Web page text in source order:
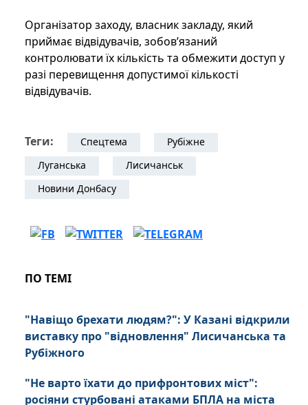
Організатор заходу, власник закладу, який
приймає відвідувачів, зобов’язаний
контролювати їх кількість та обмежити доступ у
разі перевищення допустимої кількості
відвідувачів.
Теги: Спецтема
Рубіжне
Луганська
Лисичанськ
Новини Донбасу
ПО ТЕМІ
"Навіщо брехати людям?": У Казані відкрили
виставку про "відновлення" Лисичанська та
Рубіжного
"Не варто їхати до прифронтових міст":
росіяни стурбовані атаками БПЛА на міста